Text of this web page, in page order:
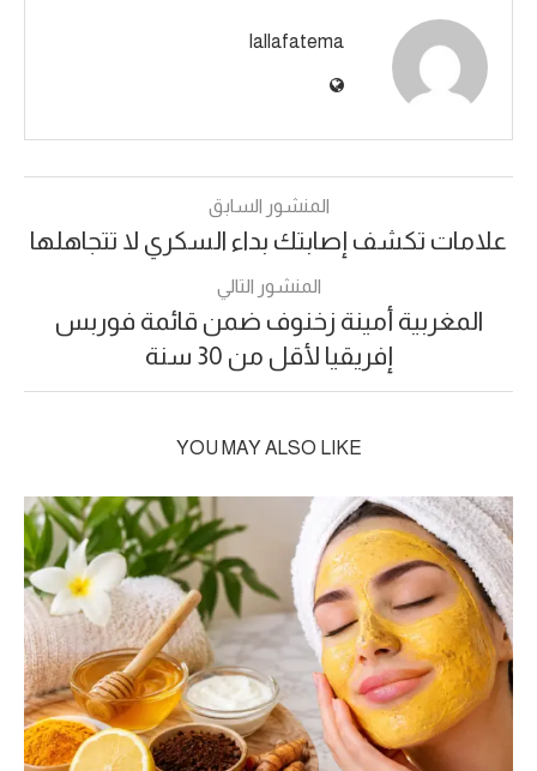
lallafatema
المنشور السابق
علامات تكشف إصابتك بداء السكري لا تتجاهلها
المنشور التالي
المغربية أمينة زخنوف ضمن قائمة فوربس
إفريقيا لأقل من 30 سنة
YOU MAY ALSO LIKE